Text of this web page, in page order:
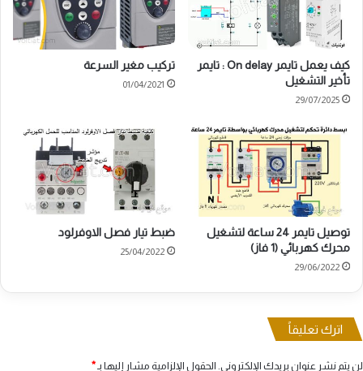
كيف يعمل تايمر On delay : تايمر
تأخير التشغيل
29/07/2025
تركيب مغير السرعة
01/04/2021
توصيل تايمر 24 ساعة لتشغيل
محرك كهربائي (1 فاز)
29/06/2022
ضبط تيار فصل الاوفرلود
25/04/2022
اترك تعليقاً
لن يتم نشر عنوان بريدك الإلكتروني. الحقول الإلزامية مشار إليها بـ *